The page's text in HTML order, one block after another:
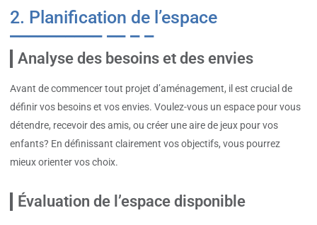
2. Planification de l’espace
Analyse des besoins et des envies
Avant de commencer tout projet d’aménagement, il est crucial de
définir vos besoins et vos envies. Voulez-vous un espace pour vous
détendre, recevoir des amis, ou créer une aire de jeux pour vos
enfants? En définissant clairement vos objectifs, vous pourrez
mieux orienter vos choix.
Évaluation de l’espace disponible